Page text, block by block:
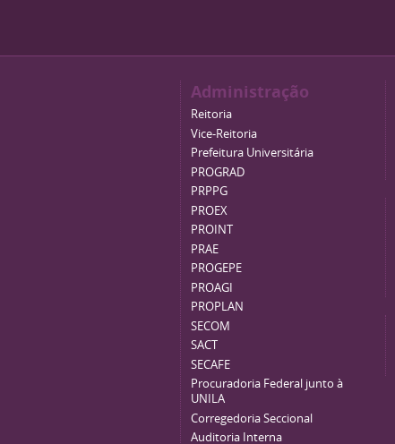
Administração
Reitoria
Vice-Reitoria
Prefeitura Universitária
PROGRAD
PRPPG
PROEX
PROINT
PRAE
PROGEPE
PROAGI
PROPLAN
SECOM
SACT
SECAFE
Procuradoria Federal junto à
UNILA
Corregedoria Seccional
Auditoria Interna